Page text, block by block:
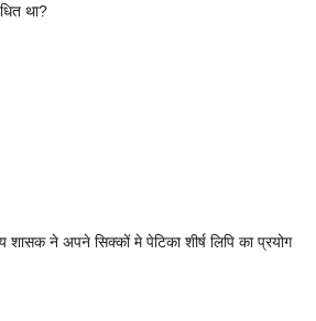
था?
ने अपने सिक्कों मे पेटिका शीर्ष लिपि का प्रयोग